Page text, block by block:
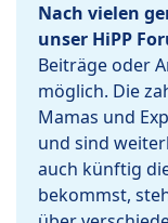
Nach vielen
unser HiPP
Beiträge oder
möglich. Die
Mamas und
und sind
auch künftig
bekommst,